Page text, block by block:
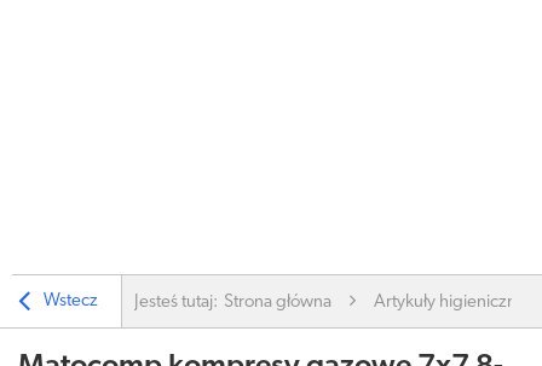
Wstecz Jesteś tutaj: Strona główna Artykuły higieniczne